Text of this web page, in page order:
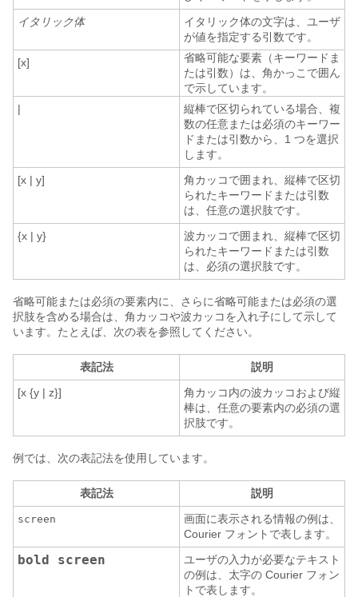
イタリック体
イタリック体の文字は、ユーザ
が値を指定する引数です。
[x]
省略可能な要素（キーワードま
たは引数）は、角かっこで囲ん
で示しています。
|
縦棒で区切られている場合、複
数の任意または必須のキーワー
ドまたは引数から、1 つを選択
します。
[x | y]
角カッコで囲まれ、縦棒で区切
られたキーワードまたは引数
は、任意の選択肢です。
{x | y}
波カッコで囲まれ、縦棒で区切
られたキーワードまたは引数
は、必須の選択肢です。
省略可能または必須の要素内に、さらに省略可能または必須の選
択肢を含める場合は、角カッコや波カッコを入れ子にして示して
います。たとえば、次の表を参照してください。
表記法
説明
[x {y | z}]
角カッコ内の波カッコおよび縦
棒は、任意の要素内の必須の選
択肢です。
例では、次の表記法を使用しています。
表記法 説明
screen
画面に表示される情報の例は、
Courier フォントで表します。
bold screen
ユーザの入力が必要なテキスト
の例は、太字の Courier フォン
トで表します。